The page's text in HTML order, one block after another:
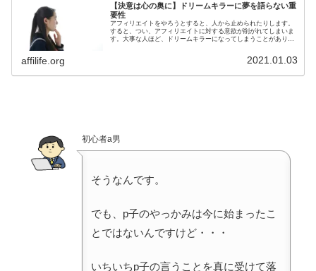
【決意は心の奥に】ドリームキラーに夢を語らない重
要性
アフィリエイトをやろうとすると、人から止められたりします。
すると、つい、アフィリエイトに対する意欲が削がれてしまいま
す。大事な人ほど、ドリームキラーになってしまうことがありま
affilife.org 2021.01.03
初心者a男
そうなんです。
でも、p子のやっかみは今に始まったこ
とではないんですけど・・・
いちいちp子の言うことを真に受けて落